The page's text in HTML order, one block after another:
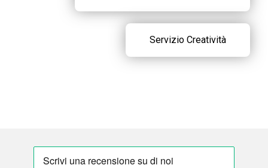
Servizio Creatività